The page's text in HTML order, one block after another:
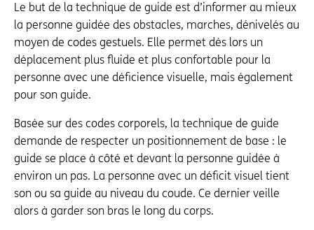
Le but de la technique de guide est d’informer au mieux
la personne guidée des obstacles, marches, dénivelés au
moyen de codes gestuels. Elle permet dès lors un
déplacement plus fluide et plus confortable pour la
personne avec une déficience visuelle, mais également
pour son guide.
Basée sur des codes corporels, la technique de guide
demande de respecter un positionnement de base : le
guide se place à côté et devant la personne guidée à
environ un pas. La personne avec un déficit visuel tient
son ou sa guide au niveau du coude. Ce dernier veille
alors à garder son bras le long du corps.